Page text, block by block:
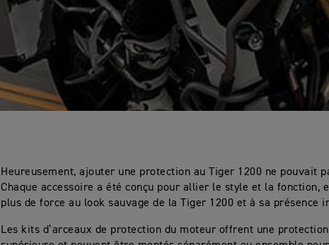
Heureusement, ajouter une protection au Tiger 1200 ne pouvait
Chaque accessoire a été conçu pour allier le style et la fonction,
plus de force au look sauvage de la Tiger 1200 et à sa présence
Les kits d’arceaux de protection du moteur offrent une